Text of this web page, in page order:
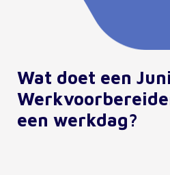
Wat doet een
een werkdag?